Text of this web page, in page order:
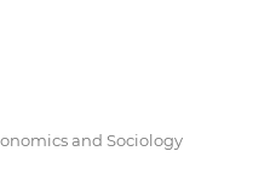
and Sociology